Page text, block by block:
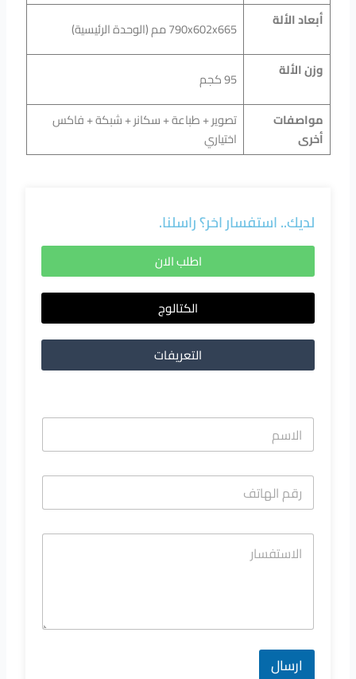
أبعاد الألة
790x602x665 مم (الوحدة الرئيسية)
وزن الألة
95 كجم
مواصفات
أخرى
تصوير + طباعة + سكانر + شبكة + فاكس
اختياري
لديك.. استفسار اخر؟ راسلنا.
اطلب الان
الكتالوج
التعريفات
ارسال